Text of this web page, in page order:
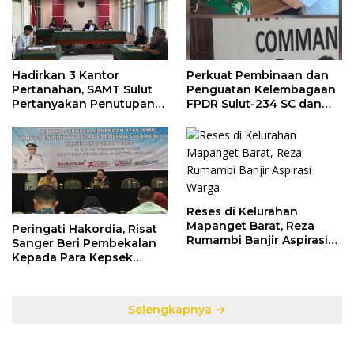
Hadirkan 3 Kantor
Pertanahan, SAMT Sulut
Pertanyakan Penutupan
Anggaran Negara
Perkuat Pembinaan dan
Penguatan Kelembagaan
FPDR Sulut-234 SC dan
Peringati Hakordia, Risat
Sanger Beri Pembekalan
Kepada Para Kepsek
Reses di Kelurahan
Mapanget Barat, Reza
Rumambi Banjir Aspirasi
Selengkapnya